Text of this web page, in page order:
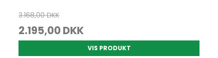
3.168,00 DKK
2.195,00 DKK
VIS PRODUKT